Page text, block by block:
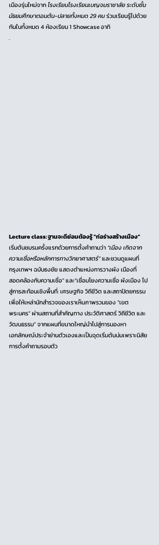
เมืองรุ่นใหม่จาก โรงเรียนโรงเรียนเบญจมราชาลัย ระดับชั้น
มัธยมศึกษาตอนต้น-ปลายทั้งหมด 29 คน ร่วมเรียนรู้ไปด้วย
กันในทั้งหมด 4 ห้องเรียน 1 Showcase อาทิ
.
Lecture class: ฐานจะดีย่อมต้องรู้ “ก่อร่างสร้างเมือง”
เริ่มต้นชมรมครั้งแรกด้วยการตั้งคำถามว่า “เมือง เกิดจาก
ความเชื่อหรือหลักการทางวิทยาศาสตร์” และชวนดูแผนที่
กรุงเทพฯ ฉบับธงชัย แสดงตำแหน่งการวางผัง เมืองที่
สอดคล้องกับความเชื่อ” และ“เชื่อมโยงความเชื่อ ผังเมือง ไป
สู่การสะท้อนเชิงพื้นที่: เศรษฐกิจ วิถีชีวิต และสถาปัตยกรรม
เพื่อให้เหล่านักสำรวจของเราเห็นภาพรวมของ “เขต
พระนคร” ผ่านสถานที่สำคัญทาง ประวัติศาสตร์ วิถีชีวิต และ
วัฒนธรรม” จากแผนที่ขนาดใหญ่นำไปสู่การมองหา
เอกลักษณ์ประจำย่านตัวเองและเป็นจุดเริ่มต้นบ่มเพราะนิสัย
การตั้งคำถามรอบตัว